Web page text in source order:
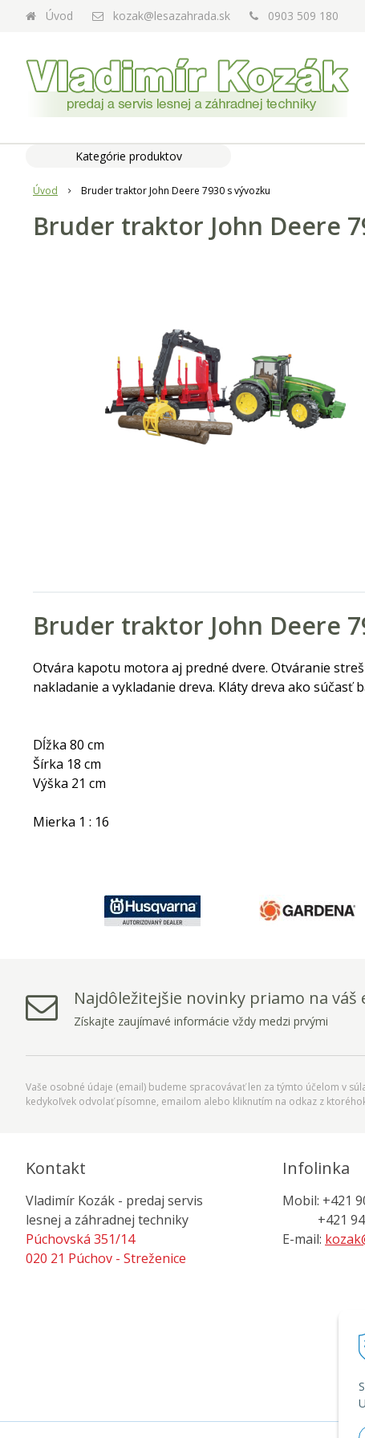
Úvod kozak@lesazahrada.sk 0903 509 180
Úvod Bruder traktor John Deere 7930 s vývozku
Bruder traktor John Deere
Bruder traktor John Deere
Otvára kapotu motora aj predné dvere. Otváranie
nakladanie a vykladanie dreva. Kláty dreva ako súčasť
Dĺžka 80 cm
Šírka 18 cm
Výška 21 cm
Mierka 1 : 16
Kategórie produktov
Najdôležitejšie novinky priamo na váš
Získajte zaujímavé informácie vždy medzi prvými
Vaše osobné údaje (email) budeme spracovávať len za týmto účelom v
kedykoľvek odvolať písomne, emailom alebo kliknutím na odkaz z
Kontakt
Vladimír Kozák - predaj servis
lesnej a záhradnej techniky
Púchovská 351/14
020 21 Púchov - Streženice
Infolinka
Mobil: +421
+421 944
E-mail: